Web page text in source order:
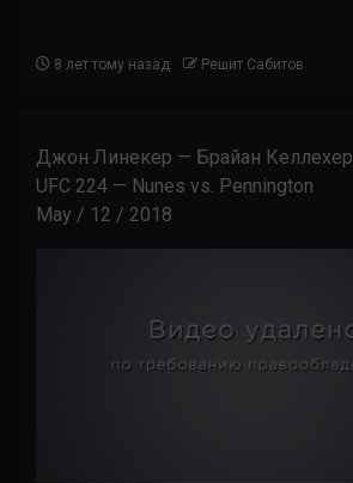
8 лет тому назад Решит Сабитов
Джон Линекер — Брайан Келлехер
UFC 224 — Nunes vs. Pennington
May / 12 / 2018